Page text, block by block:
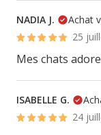
NADIA J.
Achat
25
Mes chats
ISABELLE G.
24